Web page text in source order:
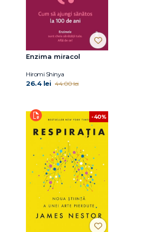
Enzima miracol
Hiromi Shinya
26.4 lei 44.00 lei
-40%